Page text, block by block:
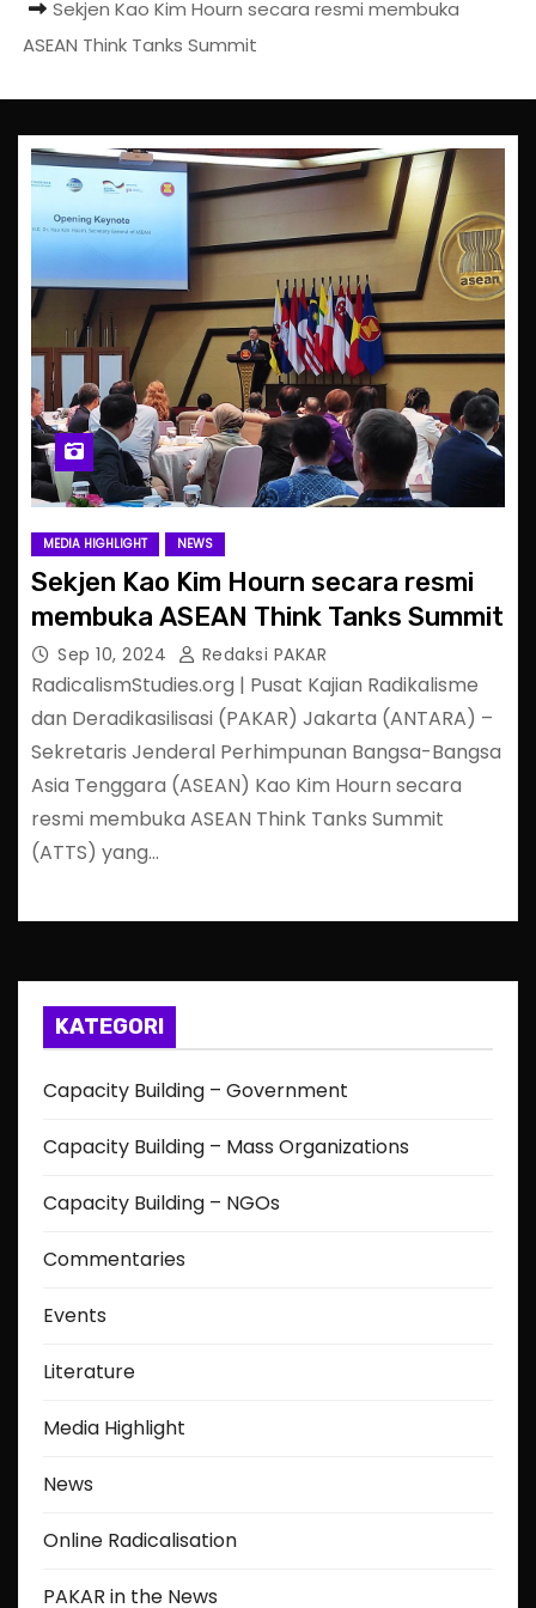
Sekjen Kao Kim Hourn secara resmi membuka
ASEAN Think Tanks Summit
MEDIA HIGHLIGHT NEWS
Sekjen Kao Kim Hourn secara resmi
membuka ASEAN Think Tanks Summit
Sep 10, 2024 Redaksi PAKAR
RadicalismStudies.org | Pusat Kajian Radikalisme
dan Deradikasilisasi (PAKAR) Jakarta (ANTARA) –
Sekretaris Jenderal Perhimpunan Bangsa-Bangsa
Asia Tenggara (ASEAN) Kao Kim Hourn secara
resmi membuka ASEAN Think Tanks Summit
(ATTS) yang…
KATEGORI
Capacity Building – Government
Capacity Building – Mass Organizations
Capacity Building – NGOs
Commentaries
Events
Literature
Media Highlight
News
Online Radicalisation
PAKAR in the News